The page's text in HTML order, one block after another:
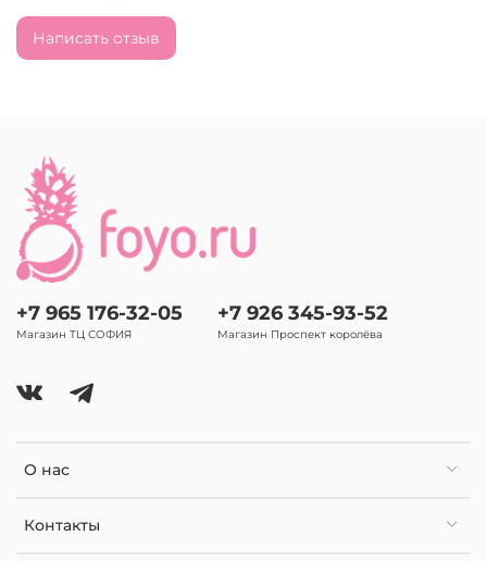
Написать отзыв
О нас
Контакты
+7 965 176-32-05
Магазин ТЦ СОФИЯ
+7 926 345-93-52
Магазин Проспект королёва